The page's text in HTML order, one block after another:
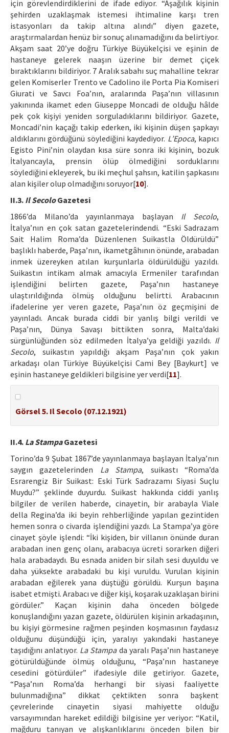
için görevlendirdiklerini de ifade ediyor. “Aşağılık kişinin
şehirden uzaklaşmak istemesi ihtimaline karşı tren
istasyonları da takip altına alındı” diyen gazete,
araştırmalardan henüz bir sonuç alınamadığını da belirtiyor.
Akşam saat 20’ye doğru Türkiye Büyükelçisi ve eşinin de
hastaneye gelerek naaşın üzerine bir demet çiçek
bıraktıklarını bildiriyor. 7 Aralık sabahı suç mahalline tekrar
gelen Komiserler Trento ve Cadolino ile Porta Pia Komiseri
Giurati ve Savcı Foa’nın, aralarında Paşa’nın villasının
yakınında ikamet eden Giuseppe Moncadi de olduğu hâlde
pek çok kişiyi yeniden sorguladıklarını bildiriyor. Gazete,
Moncadi’nin kaçağı takip ederken, iki kişinin düşen şapkayı
aldıklarını gördüğünü söylediğini kaydediyor. L’Epoca, kapıcı
Egisto Pini’nin olaydan kısa süre sonra iki kişinin, bozuk
İtalyancayla, prensin ölüp ölmediğini sorduklarını
söylediğini ekleyerek, bu iki meçhul şahsın, katilin şapkasını
alan kişiler olup olmadığını soruyor[10].
II.3. Il SecoloGazetesi
1866’da Milano’da yayınlanmaya başlayan Il Secolo,
İtalya’nın en çok satan gazetelerindendi. “Eski Sadrazam
Sait Halim Roma’da Düzenlenen Suikastla Öldürüldü”
başlıklı haberde, Paşa’nın, ikametgâhının önünde, arabadan
inmek üzereyken atılan kurşunlarla öldürüldüğü yazıldı.
Suikastın intikam almak amacıyla Ermeniler tarafından
işlendiğini belirten gazete, Paşa’nın hastaneye
ulaştırıldığında ölmüş olduğunu belirtti. Arabacının
ifadelerine yer veren gazete, Paşa’nın öz geçmişini de
yayınladı. Ancak burada ciddi bir yanlış bilgi verildi ve
Paşa’nın, Dünya Savaşı bittikten sonra, Malta’daki
sürgünlüğünden söz edilmeden İtalya’ya geldiği yazıldı. Il
Secolo, suikastın yapıldığı akşam Paşa’nın çok yakın
arkadaşı olan Türkiye Büyükelçisi Cami Bey [Baykurt] ve
eşinin hastaneye geldikleri bilgisine yer verdi[11].
Görsel 5. Il Secolo (07.12.1921)
II.4. La StampaGazetesi
Torino’da 9 Şubat 1867’de yayınlanmaya başlayan İtalya’nın
saygın gazetelerinden La Stampa, suikastı “Roma’da
Esrarengiz Bir Suikast: Eski Türk Sadrazamı Siyasi Suçlu
Muydu?” şeklinde duyurdu. Suikast hakkında ciddi yanlış
bilgiler de verilen haberde, cinayetin, bir arabayla Viale
della Regina’da iki beyin rehberliğinde yapılan gezintiden
hemen sonra o civarda işlendiğini yazdı. La Stampa’ya göre
cinayet şöyle işlendi: “İki kişiden, bir villanın önünde duran
arabadan inen genç olanı, arabacıya ücreti sorarken diğeri
hala arabadaydı. Bu esnada aniden bir silah sesi duyuldu ve
daha yüksekte arabadaki bu kişi vuruldu. Vurulan kişinin
arabadan eğilerek yana düştüğü görüldü. Kurşun başına
isabet etmişti. Arabacı ve diğer kişi, koşarak uzaklaşan birini
gördüler.” Kaçan kişinin daha önceden bölgede
konuşlandığını yazan gazete, öldürülen kişinin arkadaşının,
bu kişiyi görmesine rağmen peşinden koşmasının faydasız
olduğunu düşündüğü için, yaralıyı yakındaki hastaneye
taşıdığını anlatıyor. La Stampada yaralı Paşa’nın hastaneye
götürüldüğünde ölmüş olduğunu, “Paşa’nın hastaneye
cesedini götürdüler” ifadesiyle dile getiriyor. Gazete,
“Paşa’nın Roma’da herhangi bir siyasi faaliyette
bulunmadığına” dikkat çektikten sonra başkent
çevrelerinde cinayetin siyasi mahiyette olduğu
varsayımından hareket edildiği bilgisine yer veriyor: “Katil,
mağduru tanıyan ve alışkanlıklarını önceden bilen bir